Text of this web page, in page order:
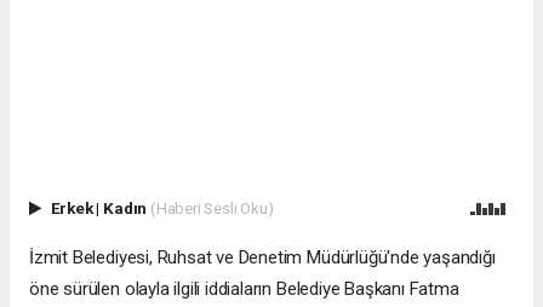
Erkek| Kadın (Haberi Sesli Oku)
İzmit Belediyesi, Ruhsat ve Denetim Müdürlüğü'nde yaşandığı
öne sürülen olayla ilgili iddiaların Belediye Başkanı Fatma